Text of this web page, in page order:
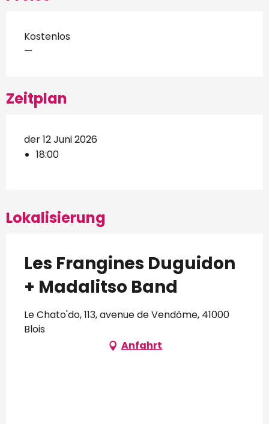
Kostenlos
—
Zeitplan
der 12 Juni 2026
18:00
Lokalisierung
Les Frangines Duguidon
+ Madalitso Band
Le Chato'do, 113, avenue de Vendôme, 41000
Blois
Anfahrt